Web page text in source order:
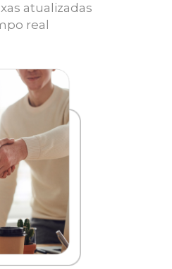
atualizadas
real